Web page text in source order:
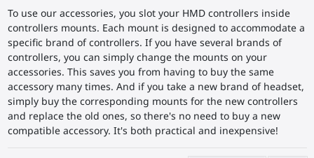
To use our accessories, you slot your HMD controllers inside
controllers mounts. Each mount is designed to accommodate a
specific brand of controllers. If you have several brands of
controllers, you can simply change the mounts on your
accessories. This saves you from having to buy the same
accessory many times. And if you take a new brand of headset,
simply buy the corresponding mounts for the new controllers
and replace the old ones, so there's no need to buy a new
compatible accessory. It's both practical and inexpensive!